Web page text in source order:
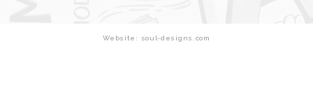
Website: soul-designs.com